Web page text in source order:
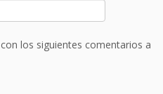
los siguientes comentarios a